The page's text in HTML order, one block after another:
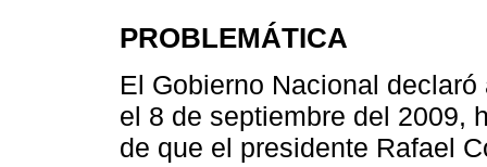
PROBLEMÁTICA
El Gobierno Nacional
el 8 de septiembre del 2009,
de que el presidente Rafael